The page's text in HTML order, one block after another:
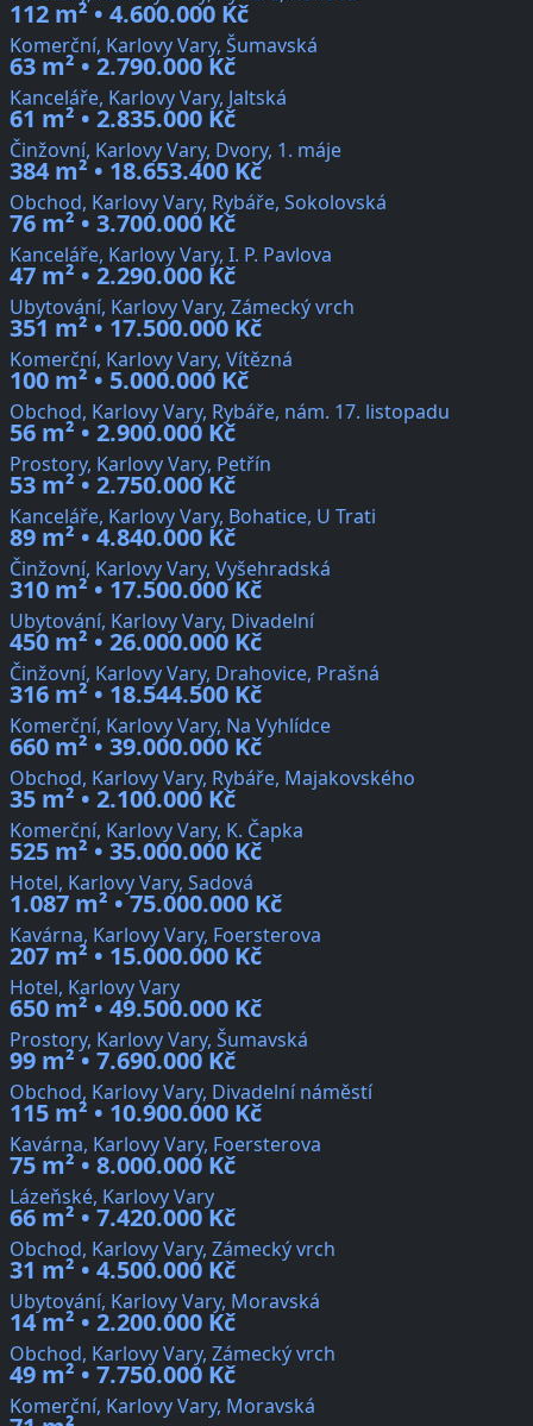
112 m² • 4.600.000 Kč
Komerční, Karlovy Vary, Šumavská
63 m² • 2.790.000 Kč
Kanceláře, Karlovy Vary, Jaltská
61 m² • 2.835.000 Kč
Činžovní, Karlovy Vary, Dvory, 1. máje
384 m² • 18.653.400 Kč
Obchod, Karlovy Vary, Rybáře, Sokolovská
76 m² • 3.700.000 Kč
Kanceláře, Karlovy Vary, I. P. Pavlova
47 m² • 2.290.000 Kč
Ubytování, Karlovy Vary, Zámecký vrch
351 m² • 17.500.000 Kč
Komerční, Karlovy Vary, Vítězná
100 m² • 5.000.000 Kč
Obchod, Karlovy Vary, Rybáře, nám. 17. listopadu
56 m² • 2.900.000 Kč
Prostory, Karlovy Vary, Petřín
53 m² • 2.750.000 Kč
Kanceláře, Karlovy Vary, Bohatice, U Trati
89 m² • 4.840.000 Kč
Činžovní, Karlovy Vary, Vyšehradská
310 m² • 17.500.000 Kč
Ubytování, Karlovy Vary, Divadelní
450 m² • 26.000.000 Kč
Činžovní, Karlovy Vary, Drahovice, Prašná
316 m² • 18.544.500 Kč
Komerční, Karlovy Vary, Na Vyhlídce
660 m² • 39.000.000 Kč
Obchod, Karlovy Vary, Rybáře, Majakovského
35 m² • 2.100.000 Kč
Komerční, Karlovy Vary, K. Čapka
525 m² • 35.000.000 Kč
Hotel, Karlovy Vary, Sadová
1.087 m² • 75.000.000 Kč
Kavárna, Karlovy Vary, Foersterova
207 m² • 15.000.000 Kč
Hotel, Karlovy Vary
650 m² • 49.500.000 Kč
Prostory, Karlovy Vary, Šumavská
99 m² • 7.690.000 Kč
Obchod, Karlovy Vary, Divadelní náměstí
115 m² • 10.900.000 Kč
Kavárna, Karlovy Vary, Foersterova
75 m² • 8.000.000 Kč
Lázeňské, Karlovy Vary
66 m² • 7.420.000 Kč
Obchod, Karlovy Vary, Zámecký vrch
31 m² • 4.500.000 Kč
Ubytování, Karlovy Vary, Moravská
14 m² • 2.200.000 Kč
Obchod, Karlovy Vary, Zámecký vrch
49 m² • 7.750.000 Kč
Komerční, Karlovy Vary, Moravská